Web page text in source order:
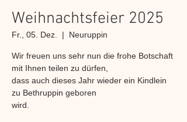
Weihnachtsfeier 2025
Fr., 05. Dez.
  |
Neuruppin
Wir freuen uns sehr nun die frohe Botschaft
mit Ihnen teilen zu dürfen,
dass auch dieses Jahr wieder ein Kindlein
zu Bethruppin geboren
wird.